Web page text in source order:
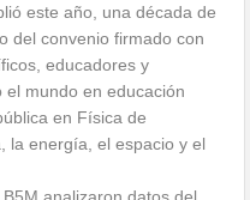
este año, una década de
del convenio firmado con
educadores y
mundo en educación
en Física de
la energía, el espacio y el